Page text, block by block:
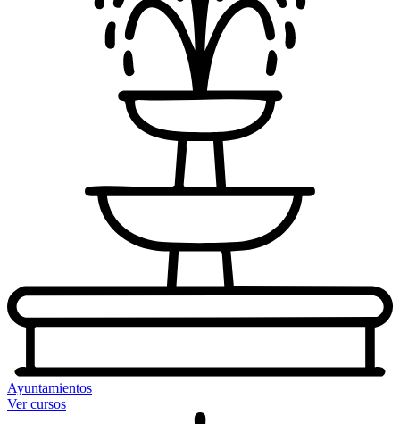
Ayuntamientos
Ver cursos